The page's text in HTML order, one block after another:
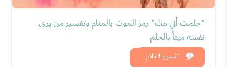
تفسير الاحلام
"حلمت أني متّ" رمز الموت بالمنام وتفسير من يرى
نفسه ميتاً بالحلم
شاهد الان